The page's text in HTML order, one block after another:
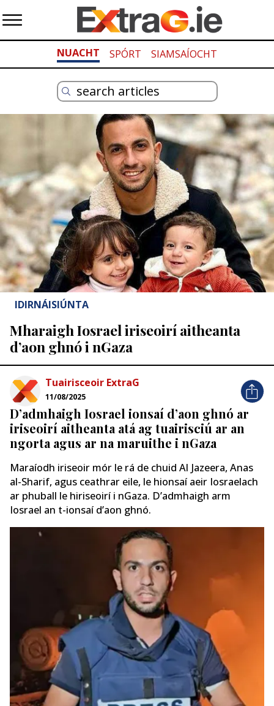
NUACHT SPÓRT SIAMSAÍOCHT
IDIRNÁISIÚNTA
Mharaigh Iosrael iriseoirí aitheanta
d’aon ghnó i nGaza
Tuairisceoir ExtraG
11/08/2025
D’admhaigh Iosrael ionsaí d’aon ghnó ar
iriseoirí aitheanta atá ag tuairisciú ar an
ngorta agus ar na maruithe i nGaza
Maraíodh iriseoir mór le rá de chuid Al Jazeera, Anas
al-Sharif, agus ceathrar eile, le hionsaí aeir Iosraelach
ar phuball le hiriseoirí i nGaza. D’admhaigh arm
Iosrael an t-ionsaí d’aon ghnó.